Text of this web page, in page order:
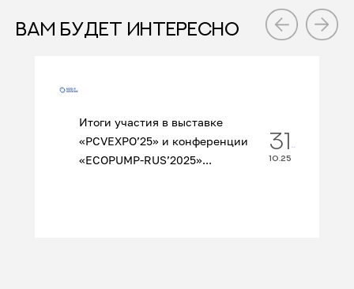
ВАМ БУДЕТ ИНТЕРЕСНО
Итоги участия в выставке
«PCVEXPO’25» и конференции
«ECOPUMP‑RUS’2025»...
31
10.25